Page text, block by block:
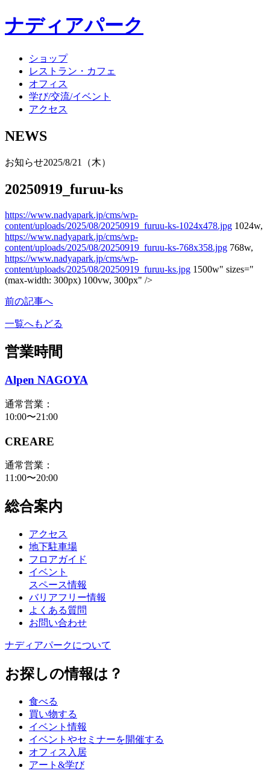
ナディアパーク
ショップ
レストラン・カフェ
オフィス
学び/交流/イベント
アクセス
NEWS
お知らせ2025/8/21（木）
20250919_furuu-ks
https://www.nadyapark.jp/cms/wp-
content/uploads/2025/08/20250919_furuu-ks-1024x478.jpg 1024w,
https://www.nadyapark.jp/cms/wp-
content/uploads/2025/08/20250919_furuu-ks-768x358.jpg 768w,
https://www.nadyapark.jp/cms/wp-
content/uploads/2025/08/20250919_furuu-ks.jpg 1500w" sizes="
(max-width: 300px) 100vw, 300px" />
前の記事へ
一覧へもどる
営業時間
Alpen NAGOYA
通常営業：
10:00〜21:00
CREARE
通常営業：
11:00〜20:00
総合案内
アクセス
地下駐車場
フロアガイド
イベント
スペース情報
バリアフリー情報
よくある質問
お問い合わせ
ナディアパークについて
お探しの情報は？
食べる
買い物する
イベント情報
イベントやセミナーを開催する
オフィス入居
アート&学び